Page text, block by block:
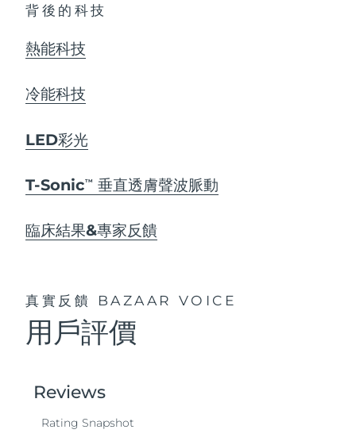
背後的科技
熱能科技
冷能科技
LED彩光
T-SonicTM 垂直透膚聲波脈動
臨床結果&專家反饋
真實反饋 BAZAAR VOICE
用戶評價